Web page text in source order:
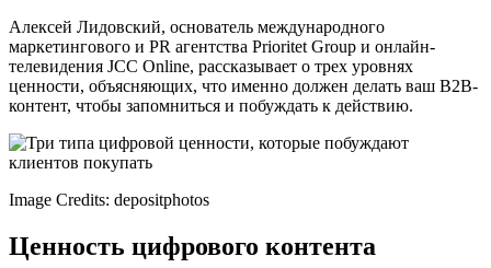
Алексей Лидовский, основатель международного
маркетингового и PR агентства Prioritet Group и онлайн-
телевидения JCC Online, рассказывает о трех уровнях
ценности, объясняющих, что именно должен делать ваш B2B-
контент, чтобы запомниться и побуждать к действию.
Image Credits: depositphotos
Ценность цифрового контента